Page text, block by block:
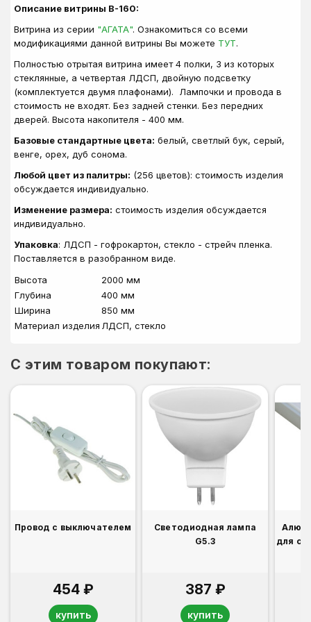
Описание витрины В-160:
Витрина из серии "АГАТА". Ознакомиться со всеми
модификациями данной витрины Вы можете ТУТ.
Полностью отрытая витрина имеет 4 полки, 3 из которых
стеклянные, а четвертая ЛДСП, двойную подсветку
(комплектуется двумя плафонами). Лампочки и провода в
стоимость не входят. Без задней стенки. Без передних
дверей. Высота накопителя - 400 мм.
Базовые стандартные цвета: белый, светлый бук, серый,
венге, орех, дуб сонома.
Любой цвет из палитры: (256 цветов): стоимость изделия
обсуждается индивидуально.
Изменение размера: стоимость изделия обсуждается
индивидуально.
Упаковка: ЛДСП - гофрокартон, стекло - стрейч пленка.
Поставляется в разобранном виде.
Высота
2000 мм
Глубина
400 мм
Ширина
850 мм
Материал изделия ЛДСП, стекло
C этим товаром покупают:
Провод с выключателем
454 ₽
купить
Светодиодная лампа
G5.3
387 ₽
купить
для